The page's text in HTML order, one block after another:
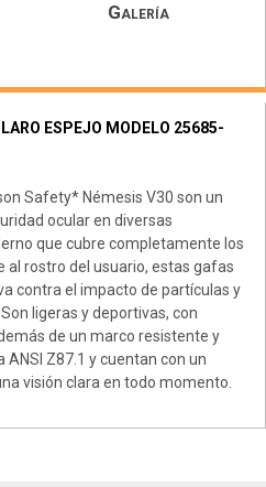
Galería
ESPEJO MODELO 25685-
Safety* Némesis V30 son un
ocular en diversas
que cubre completamente los
al rostro del usuario, estas gafas
contra el impacto de partículas y
ligeras y deportivas, con
de un marco resistente y
Z87.1 y cuentan con un
visión clara en todo momento.